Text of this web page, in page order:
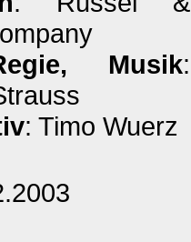
Musik:
: Timo Wuerz